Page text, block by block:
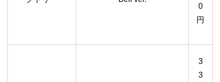
0
円
3
3